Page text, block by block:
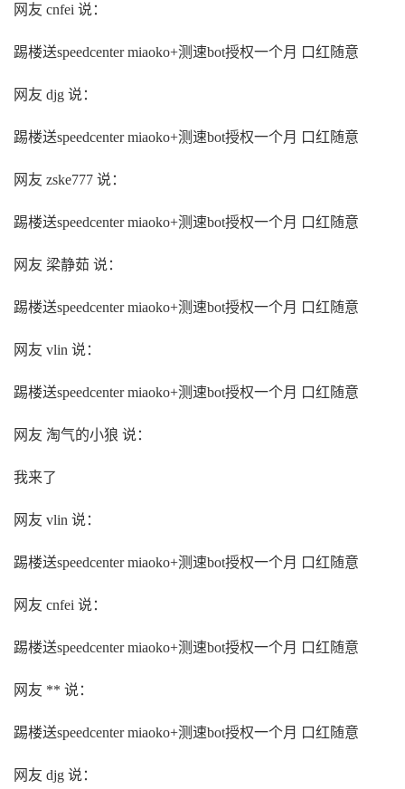
网友 cnfei 说：
踢楼送speedcenter miaoko+测速bot授权一个月 口红随意
网友 djg 说：
踢楼送speedcenter miaoko+测速bot授权一个月 口红随意
网友 zske777 说：
踢楼送speedcenter miaoko+测速bot授权一个月 口红随意
网友 梁静茹 说：
踢楼送speedcenter miaoko+测速bot授权一个月 口红随意
网友 vlin 说：
踢楼送speedcenter miaoko+测速bot授权一个月 口红随意
网友 淘气的小狼 说：
我来了
网友 vlin 说：
踢楼送speedcenter miaoko+测速bot授权一个月 口红随意
网友 cnfei 说：
踢楼送speedcenter miaoko+测速bot授权一个月 口红随意
网友 ** 说：
踢楼送speedcenter miaoko+测速bot授权一个月 口红随意
网友 djg 说：